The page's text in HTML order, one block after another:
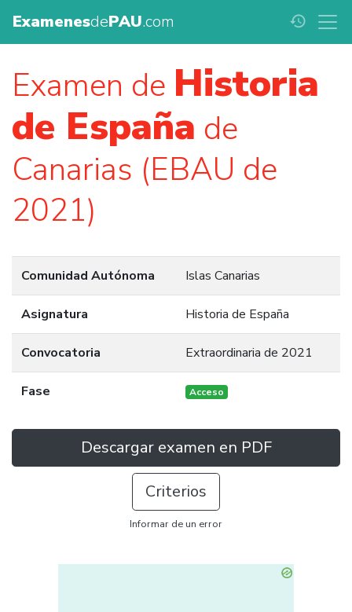
ExamenesdePAU.com history
Examen de Historia
de España de
Canarias (EBAU de
2021)
Comunidad Autónoma Islas Canarias
Asignatura Historia de España
Convocatoria Extraordinaria de 2021
Fase Acceso
Descargar examen en PDF
Criterios
Informar de un error